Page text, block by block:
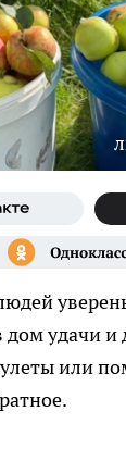
дом удачи
или